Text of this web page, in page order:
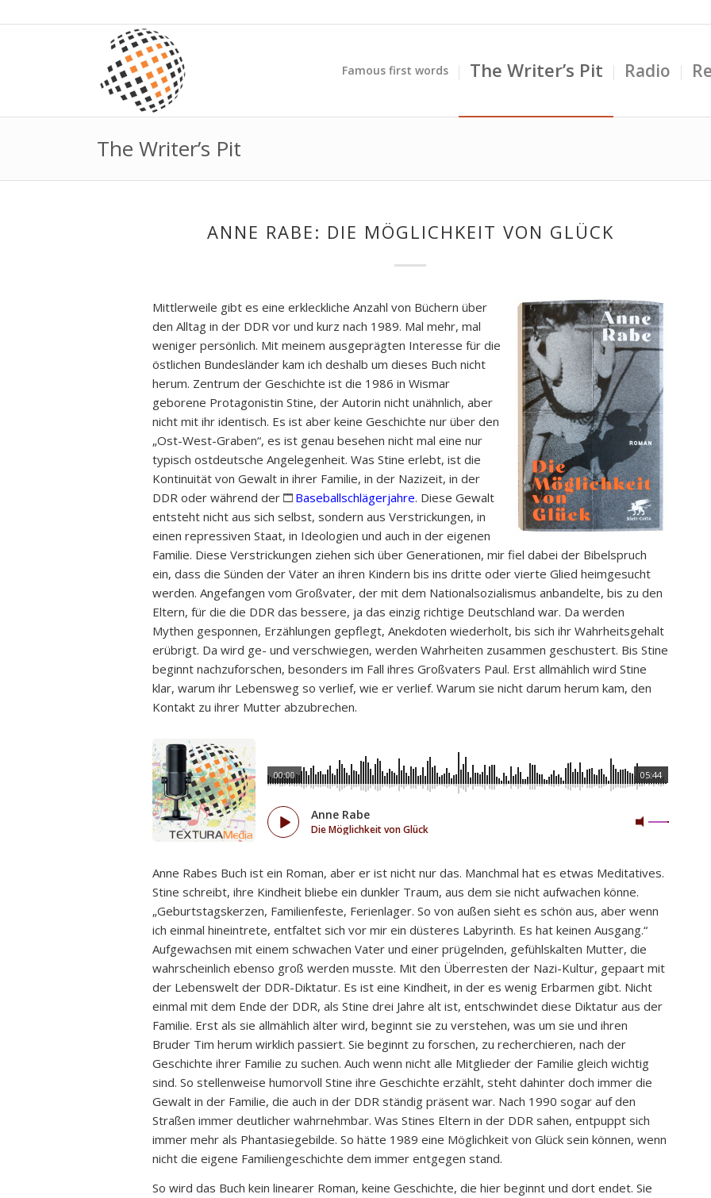
Famous first words The Writer’s Pit Radio
The Writer’s Pit
ANNE RABE: DIE MÖGLICHKEIT VON GLÜCK
Mittlerweile gibt es eine erkleckliche Anzahl von Büchern über
den Alltag in der DDR vor und kurz nach 1989. Mal mehr, mal
weniger persönlich. Mit meinem ausgeprägten Interesse für die
östlichen Bundesländer kam ich deshalb um dieses Buch nicht
herum. Zentrum der Geschichte ist die 1986 in Wismar
geborene Protagonistin Stine, der Autorin nicht unähnlich, aber
nicht mit ihr identisch. Es ist aber keine Geschichte nur über den
„Ost-West-Graben“, es ist genau besehen nicht mal eine nur
typisch ostdeutsche Angelegenheit. Was Stine erlebt, ist die
Kontinuität von Gewalt in ihrer Familie, in der Nazizeit, in der
DDR oder während der
Baseballschlägerjahre. Diese Gewalt
entsteht nicht aus sich selbst, sondern aus Verstrickungen, in
einen repressiven Staat, in Ideologien und auch in der eigenen
Familie. Diese Verstrickungen ziehen sich über Generationen, mir fiel dabei der Bibelspruch
ein, dass die Sünden der Väter an ihren Kindern bis ins dritte oder vierte Glied heimgesucht
werden. Angefangen vom Großvater, der mit dem Nationalsozialismus anbandelte, bis zu den
Eltern, für die die DDR das bessere, ja das einzig richtige Deutschland war. Da werden
Mythen gesponnen, Erzählungen gepflegt, Anekdoten wiederholt, bis sich ihr Wahrheitsgehalt
erübrigt. Da wird ge- und verschwiegen, werden Wahrheiten zusammen geschustert. Bis Stine
beginnt nachzuforschen, besonders im Fall ihres Großvaters Paul. Erst allmählich wird Stine
klar, warum ihr Lebensweg so verlief, wie er verlief. Warum sie nicht darum herum kam, den
Kontakt zu ihrer Mutter abzubrechen.
05:44
00:00
Anne Rabe
Die Möglichkeit von Glück
Anne Rabes Buch ist ein Roman, aber er ist nicht nur das. Manchmal hat es etwas Meditatives.
Stine schreibt, ihre Kindheit bliebe ein dunkler Traum, aus dem sie nicht aufwachen könne.
„Geburtstagskerzen, Familienfeste, Ferienlager. So von außen sieht es schön aus, aber wenn
ich einmal hineintrete, entfaltet sich vor mir ein düsteres Labyrinth. Es hat keinen Ausgang.“
Aufgewachsen mit einem schwachen Vater und einer prügelnden, gefühlskalten Mutter, die
wahrscheinlich ebenso groß werden musste. Mit den Überresten der Nazi-Kultur, gepaart mit
der Lebenswelt der DDR-Diktatur. Es ist eine Kindheit, in der es wenig Erbarmen gibt. Nicht
einmal mit dem Ende der DDR, als Stine drei Jahre alt ist, entschwindet diese Diktatur aus der
Familie. Erst als sie allmählich älter wird, beginnt sie zu verstehen, was um sie und ihren
Bruder Tim herum wirklich passiert. Sie beginnt zu forschen, zu recherchieren, nach der
Geschichte ihrer Familie zu suchen. Auch wenn nicht alle Mitglieder der Familie gleich wichtig
sind. So stellenweise humorvoll Stine ihre Geschichte erzählt, steht dahinter doch immer die
Gewalt in der Familie, die auch in der DDR ständig präsent war. Nach 1990 sogar auf den
Straßen immer deutlicher wahrnehmbar. Was Stines Eltern in der DDR sahen, entpuppt sich
immer mehr als Phantasiegebilde. So hätte 1989 eine Möglichkeit von Glück sein können, wenn
nicht die eigene Familiengeschichte dem immer entgegen stand.
So wird das Buch kein linearer Roman, keine Geschichte, die hier beginnt und dort endet. Sie